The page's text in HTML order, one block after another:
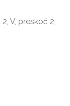
V, preskoč 2,